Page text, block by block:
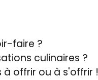
faire ?
culinaires ?
offrir ou à s'offrir !